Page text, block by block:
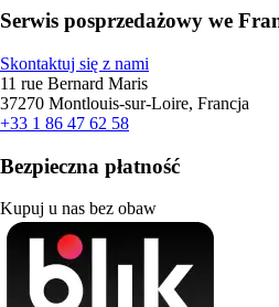
Serwis posprzedażowy we
Skontaktuj się z nami
11 rue Bernard Maris
37270 Montlouis-sur-Loire, Francja
+33 1 86 47 62 58
Bezpieczna płatność
Kupuj u nas bez obaw